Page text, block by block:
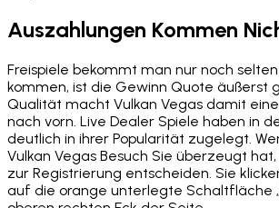
Auszahlungen Kommen
Freispiele bekommt man nur noch
kommen, ist die Gewinn Quote äußerst
Qualität macht Vulkan Vegas damit
nach vorn. Live Dealer Spiele haben in
deutlich in ihrer Popularität zugelegt.
Vulkan Vegas Besuch Sie überzeugt hat,
zur Registrierung entscheiden. Sie
auf die orange unterlegte Schaltfläche